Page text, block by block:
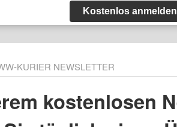
Kostenlos anmelden
KURIER NEWSLETTER
kostenlosen